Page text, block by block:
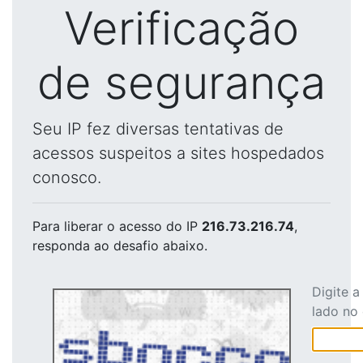
Verificação
de segurança
Seu IP fez diversas tentativas de
acessos suspeitos a sites hospedados
conosco.
Para liberar o acesso do IP 216.73.216.74,
responda ao desafio abaixo.
Digite
lado no